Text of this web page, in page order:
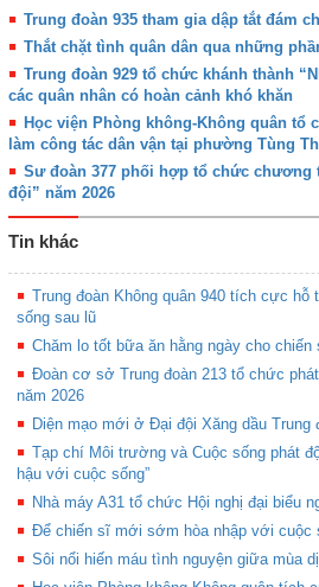
Trung đoàn 935 tham gia dập tắt đám
Thắt chặt tình quân dân qua những
Trung đoàn 929 tổ chức khánh thành
các quân nhân có hoàn cảnh khó khăn
Học viện Phòng không-Không quân tổ
làm công tác dân vận tại phường Tùng
Sư đoàn 377 phối hợp tổ chức chương
đội” năm 2026
Tin khác
Trung đoàn Không quân 940 tích cực hỗ
sống sau lũ
Chăm lo tốt bữa ăn hằng ngày cho chiến
Đoàn cơ sở Trung đoàn 213 tổ chức phát
năm 2026
Diện mạo mới ở Đại đội Xăng dầu Trung
Tạp chí Môi trường và Cuộc sống phát
hậu với cuộc sống”
Nhà máy A31 tổ chức Hội nghị đại biểu
Để chiến sĩ mới sớm hòa nhập với cuộc
Sôi nổi hiến máu tình nguyện giữa mùa